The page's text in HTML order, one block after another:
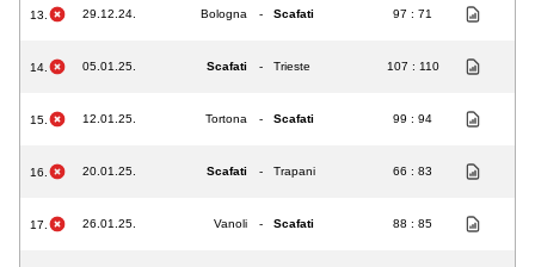
13. 29.12.24. Bologna - Scafati 97 : 71
14. 05.01.25. Scafati - Trieste 107 : 110
15. 12.01.25. Tortona - Scafati 99 : 94
16. 20.01.25. Scafati - Trapani 66 : 83
17. 26.01.25. Vanoli - Scafati 88 : 85